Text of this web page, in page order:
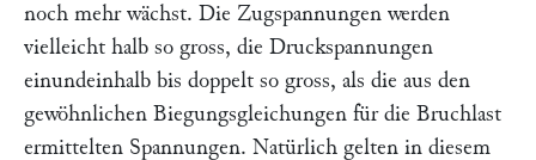
noch mehr wächst. Die Zugspannungen werden
vielleicht halb so gross, die Druckspannungen
einundeinhalb bis doppelt so gross, als die aus den
gewöhnlichen Biegungsgleichungen für die Bruchlast
ermittelten Spannungen. Natürlich gelten in diesem